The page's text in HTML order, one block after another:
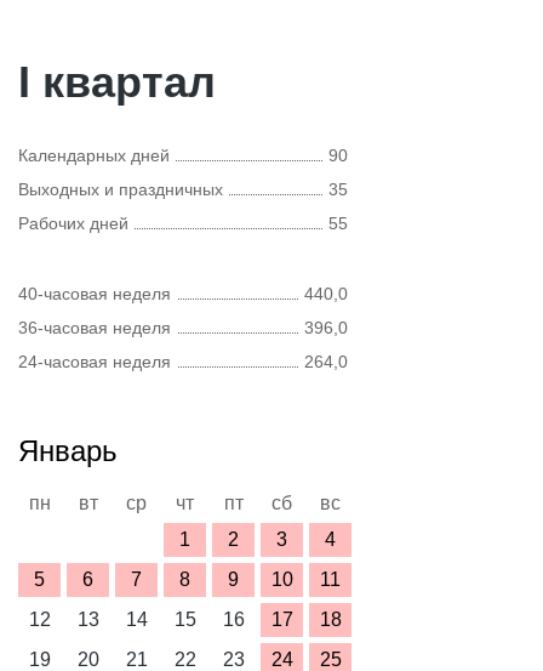
I квартал
Календарных дней
90
Выходных и праздничных
35
Рабочих дней
55
40-часовая неделя
440,0
36-часовая неделя
396,0
24-часовая неделя
264,0
Январь
пн вт ср чт пт сб
вс
1
2 3
4
5
6 7 8 9 10
11
12
13 14 15 16 17
18
19
20 21 22 23 24
25